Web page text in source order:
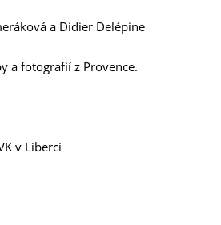
a Didier Delépine
a fotografií z Provence.
v Liberci